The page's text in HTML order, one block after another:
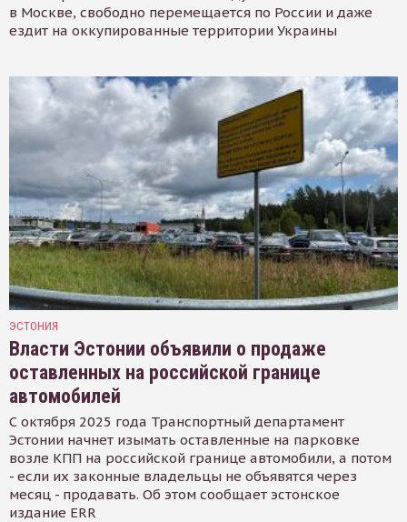
в Москве, свободно перемещается по России и даже
ездит на оккупированные территории Украины
ЭСТОНИЯ
Власти Эстонии объявили о продаже
оставленных на российской границе
автомобилей
С октября 2025 года Транспортный департамент
Эстонии начнет изымать оставленные на парковке
возле КПП на российской границе автомобили, а потом
- если их законные владельцы не объявятся через
месяц - продавать. Об этом сообщает эстонское
издание ERR